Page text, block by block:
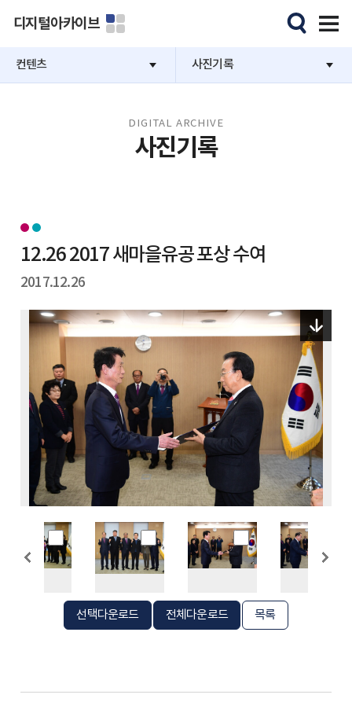
디지털아카이브
컨텐츠 사진기록
DIGITAL ARCHIVE
사진기록
12.26 2017 새마을유공 포상 수여
2017.12.26
선택다운로드 전체다운로드 목록